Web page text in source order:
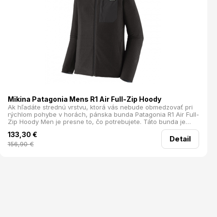
Mikina Patagonia Mens R1 Air Full-Zip Hoody
Ak hľadáte strednú vrstvu, ktorá vás nebude obmedzovať pri
rýchlom pohybe v horách, pánska bunda Patagonia R1 Air Full-
Zip Hoody Men je presne to, čo potrebujete. Táto bunda je
navrhnutá pre intenzívne aktivity v chladných podmienkach.
133,30 €
156,90€
Detail